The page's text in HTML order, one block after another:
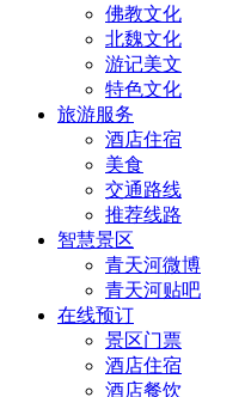
佛教文化
北魏文化
游记美文
特色文化
旅游服务
酒店住宿
美食
交通路线
推荐线路
智慧景区
青天河微博
青天河贴吧
在线预订
景区门票
酒店住宿
酒店餐饮